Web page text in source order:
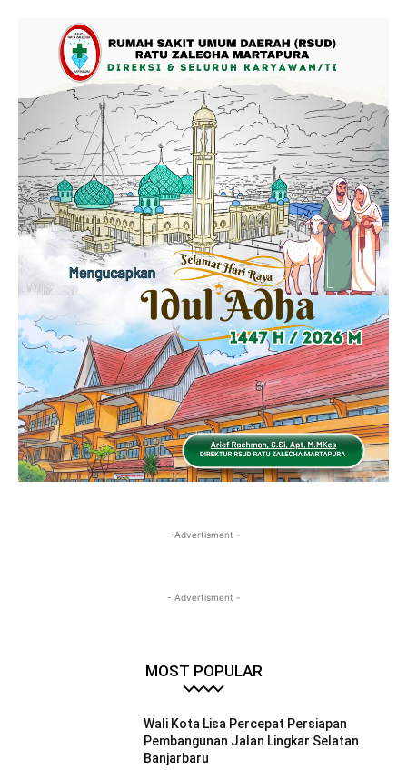
- Advertisment -
- Advertisment -
MOST POPULAR
Wali Kota Lisa Percepat Persiapan
Pembangunan Jalan Lingkar Selatan
Banjarbaru